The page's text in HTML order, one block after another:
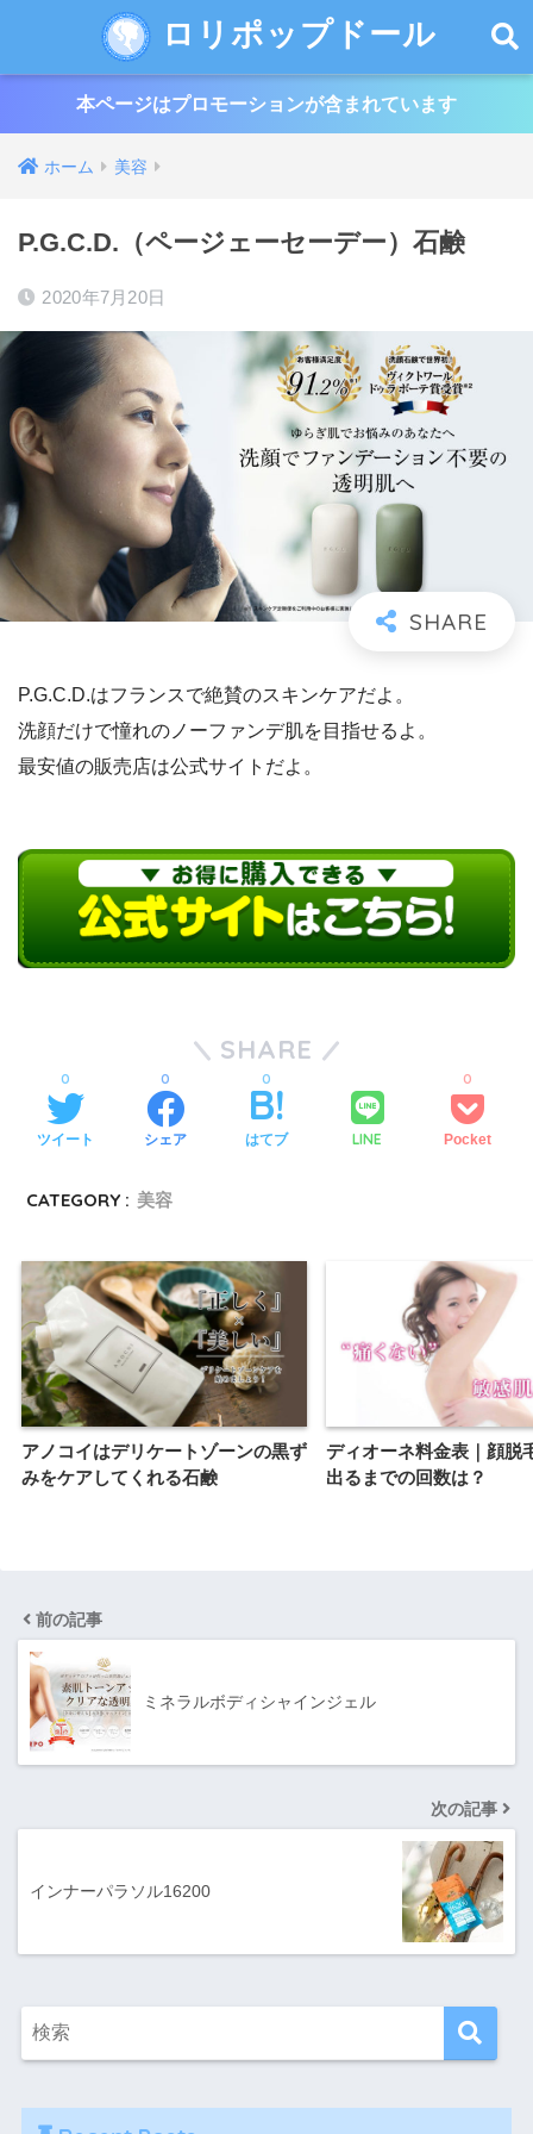
ロリポップドール
本ページはプロモーションが含まれています
ホーム 美容
P.G.C.D.（ページェーセーデー）石鹸
2020年7月20日
P.G.C.D.はフランスで絶賛のスキンケアだよ。
洗顔だけで憧れのノーファンデ肌を目指せるよ。
最安値の販売店は公式サイトだよ。
SHARE
ツイート
0
シェア
0
はてブ
0
LINE Pocket
0
CATEGORY : 美容
アノコイはデリケートゾーンの黒ず
みをケアしてくれる石鹸
ディオーネ料金表｜顔脱
出るまでの回数は？
前の記事
ミネラルボディシャインジェル
次の記事
インナーパラソル16200